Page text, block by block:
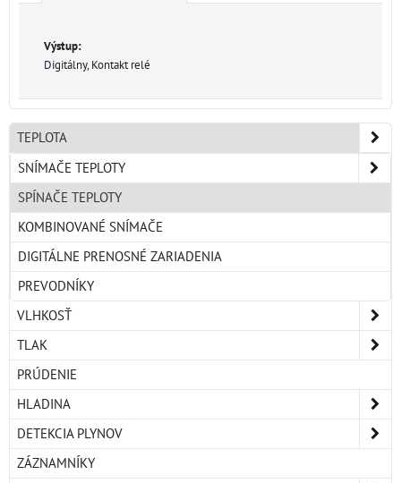
Výstup:
Digitálny, Kontakt relé
TEPLOTA
SNÍMAČE TEPLOTY
SPÍNAČE TEPLOTY
KOMBINOVANÉ SNÍMAČE
DIGITÁLNE PRENOSNÉ ZARIADENIA
PREVODNÍKY
VLHKOSŤ
TLAK
PRÚDENIE
HLADINA
DETEKCIA PLYNOV
ZÁZNAMNÍKY